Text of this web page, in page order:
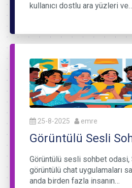
kullanıcı dostlu ara yüzleri
25-8-2025 emre
Görüntülü Sesli
Görüntülü sesli sohbet odasi,
görüntülü chat uygulamaları
anda birden fazla insanın…